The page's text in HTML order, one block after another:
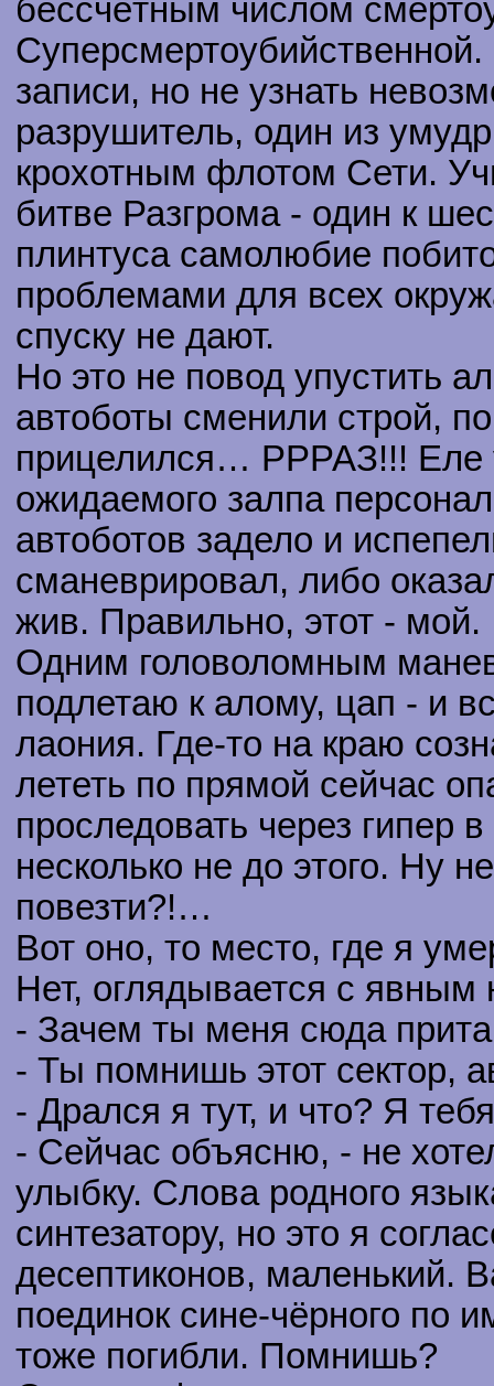
бессчётным числом
записи, но не узнать
разрушитель, один из
крохотным флотом Сети.
битве Разгрома - один к
плинтуса самолюбие
проблемами для всех
спуску не дают.
Но это не повод упустить
автоботы сменили строй,
прицелился… РРРАЗ!!! Еле
ожидаемого залпа
автоботов задело и
сманеврировал, либо
жив. Правильно, этот - мой.
Одним головоломным
подлетаю к алому, цап - и
лаония. Где-то на краю
лететь по прямой сейчас
проследовать через гипер
несколько не до этого. Ну
повезти?!…
Вот оно, то место, где я
Нет, оглядывается с
- Зачем ты меня сюда
- Ты помнишь этот сектор,
- Дрался я тут, и что? Я
- Сейчас объясню, - не
улыбку. Слова родного
синтезатору, но это я
десептиконов, маленький.
поединок сине-чёрного по
тоже погибли. Помнишь?